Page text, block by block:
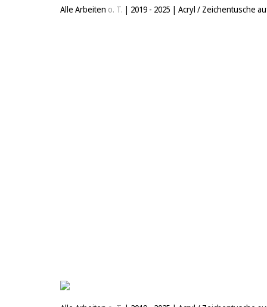
Alle Arbeiten o. T. | 2019 - 2025 | Acryl / Zeichentusche